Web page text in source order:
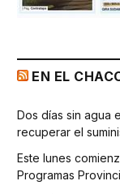
EN EL
Dos días sin agua
recuperar el
Este lunes
Programas